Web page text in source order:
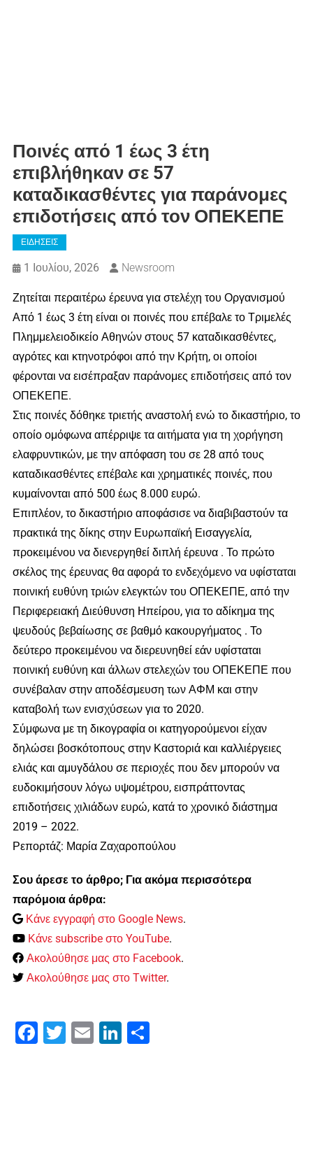
Ποινές από 1 έως 3 έτη
επιβλήθηκαν σε 57
καταδικασθέντες για παράνομες
επιδοτήσεις από τον ΟΠΕΚΕΠΕ
ΕΙΔΗΣΕΙΣ
1 Ιουλίου, 2026 Newsroom
Ζητείται περαιτέρω έρευνα για στελέχη του Οργανισμού
Από 1 έως 3 έτη είναι οι ποινές που επέβαλε το Τριμελές
Πλημμελειοδικείο Αθηνών στους 57 καταδικασθέντες,
αγρότες και κτηνοτρόφοι από την Κρήτη, οι οποίοι
φέρονται να εισέπραξαν παράνομες επιδοτήσεις από τον
ΟΠΕΚΕΠΕ.
Στις ποινές δόθηκε τριετής αναστολή ενώ το δικαστήριο, το
οποίο ομόφωνα απέρριψε τα αιτήματα για τη χορήγηση
ελαφρυντικών, με την απόφαση του σε 28 από τους
καταδικασθέντες επέβαλε και χρηματικές ποινές, που
κυμαίνονται από 500 έως 8.000 ευρώ.
Επιπλέον, το δικαστήριο αποφάσισε να διαβιβαστούν τα
πρακτικά της δίκης στην Ευρωπαϊκή Εισαγγελία,
προκειμένου να διενεργηθεί διπλή έρευνα . Το πρώτο
σκέλος της έρευνας θα αφορά το ενδεχόμενο να υφίσταται
ποινική ευθύνη τριών ελεγκτών του ΟΠΕΚΕΠΕ, από την
Περιφερειακή Διεύθυνση Ηπείρου, για το αδίκημα της
ψευδούς βεβαίωσης σε βαθμό κακουργήματος . Το
δεύτερο προκειμένου να διερευνηθεί εάν υφίσταται
ποινική ευθύνη και άλλων στελεχών του ΟΠΕΚΕΠΕ που
συνέβαλαν στην αποδέσμευση των ΑΦΜ και στην
καταβολή των ενισχύσεων για το 2020.
Σύμφωνα με τη δικογραφία οι κατηγορούμενοι είχαν
δηλώσει βοσκότοπους στην Καστοριά και καλλιέργειες
ελιάς και αμυγδάλου σε περιοχές που δεν μπορούν να
ευδοκιμήσουν λόγω υψομέτρου, εισπράττοντας
επιδοτήσεις χιλιάδων ευρώ, κατά το χρονικό διάστημα
2019 – 2022.
Ρεπορτάζ: Μαρία Ζαχαροπούλου
Σου άρεσε το άρθρο; Για ακόμα περισσότερα
παρόμοια άρθρα:
Κάνε εγγραφή στο Google News.
Κάνε subscribe στο YouTube.
Ακολούθησε μας στο Facebook.
Ακολούθησε μας στο Twitter.
Facebook
Twitter Email LinkedIn